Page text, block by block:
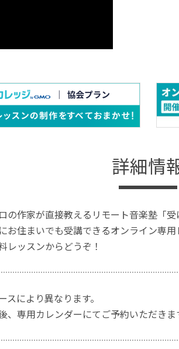
詳細情
の作家が直接教えるリモート音楽塾「
お住まいでも受講できるオンライン専用
レッスンからどうぞ！
スにより異なります。
、専用カレンダーにてご予約いただきま